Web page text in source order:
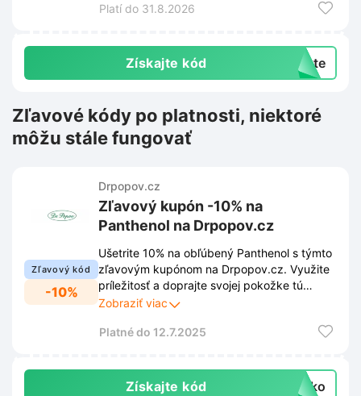
zľavu, ale aj prehľad o všetkých novinkách a
Platí do 31.8.2026
Získajte kód exte
Zľavové kódy po platnosti, niektoré
môžu stále fungovať
Zľavový kód
-10%
Drpopov.cz
Zľavový kupón -10% na
Panthenol na Drpopov.cz
Ušetrite 10% na obľúbený Panthenol s týmto
zľavovým kupónom na Drpopov.cz. Využite
príležitosť a doprajte svojej pokožke tú
najlepšiu starostlivosť za výhodnejšiu cenu.
Zobraziť viac
Platné do 12.7.2025
Získajte kód icko